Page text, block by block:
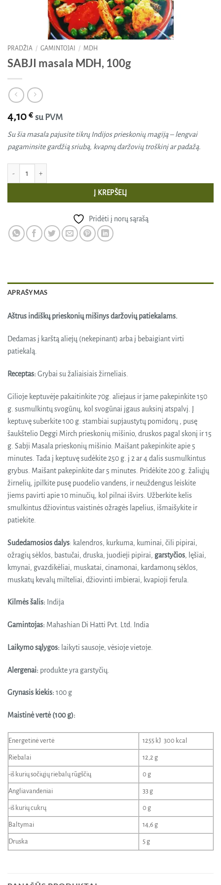
PRADŽIA / GAMINTOJAI / MDH
SABJI masala MDH, 100g
4,10 € su PVM
Su šia masala pajusite tikrų Indijos prieskonių magiją – lengvai
pagaminsite gardžią sriubą, kvapnų daržovių troškinį ar padažą.
Į KREPŠELĮ
Pridėti į norų sąrašą
APRAŠYMAS
Aštrus indiškų prieskonių mišinys daržovių patiekalams.
Dedamas į karštą aliejų (nekepinant) arba į bebaigiant virti
patiekalą.
Receptas: Grybai su žaliaisiais žirneliais.
Gilioje keptuvėje pakaitinkite 70g. aliejaus ir jame pakepinkite 150
g. susmulkintų svogūnų, kol svogūnai įgaus auksinį atspalvį. Į
keptuvę suberkite 100 g. stambiai supjaustytų pomidorų , pusę
šaukštelio Deggi Mirch prieskonių mišinio, druskos pagal skonį ir 15
g. Sabji Masala prieskonių mišinio. Maišant pakepinkite apie 5
minutes. Tada į keptuvę sudėkite 250 g. į 2 ar 4 dalis susmulkintus
grybus. Maišant pakepinkite dar 5 minutes. Pridėkite 200 g. žaliųjų
žirnelių, įpilkite pusę puodelio vandens, ir neuždengus leiskite
jiems pavirti apie 10 minučių, kol pilnai išvirs. Užberkite kelis
smulkintus džiovintus vaistinės ožragės lapelius, išmaišykite ir
patiekite.
Sudedamosios dalys: kalendros, kurkuma, kuminai, čili pipirai,
ožragių sėklos, bastučai, druska, juodieji pipirai, garstyčios, lęšiai,
kmynai, gvazdikėliai, muskatai, cinamonai, kardamonų sėklos,
muskatų kevalų milteliai, džiovinti imbierai, kvapioji ferula.
Kilmės šalis: Indija
Gamintojas: Mahashian Di Hatti Pvt. Ltd. India
Laikymo sąlygos: laikyti sausoje, vėsioje vietoje.
Alergenai: produkte yra garstyčių.
Grynasis kiekis: 100 g
Maistinė vertė (100 g):
Energetinė vertė 1255 kJ 300 kcal
Riebalai 12,2 g
-iš kurių sočiųjų riebalų rūgščių 0 g
Angliavandeniai 33 g
-iš kurių cukrų 0 g
Baltymai 14,6 g
Druska 5 g